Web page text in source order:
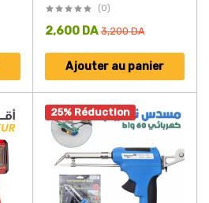
(0)
3,200DA
2,600 DA
Ajouter au panier
25% Réduction